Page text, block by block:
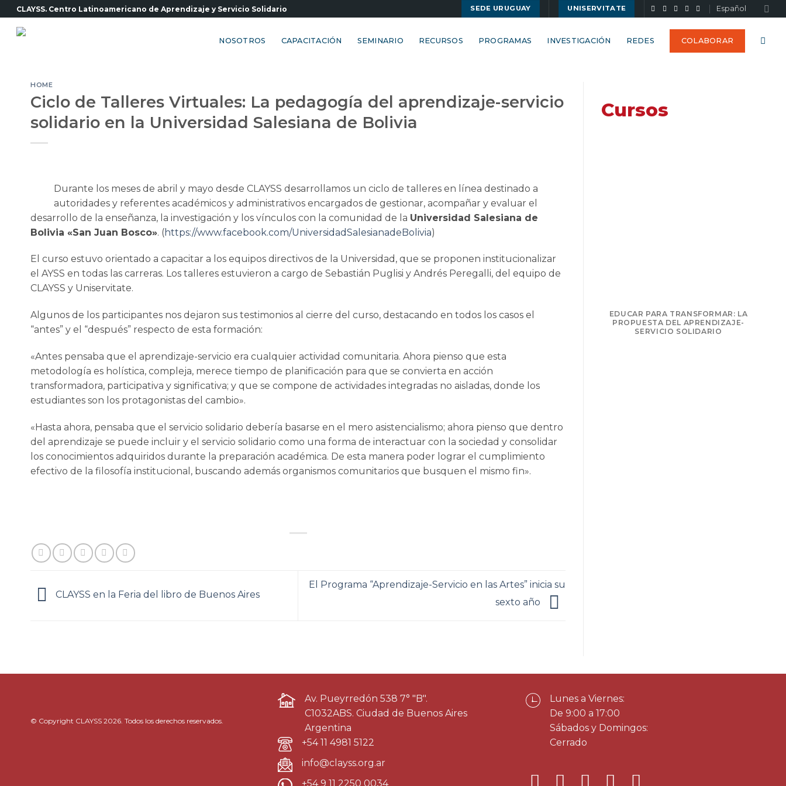
Saltar
al
contenido
CLAYSS. Centro Latinoamericano de Aprendizaje y Servicio Solidario SEDE URUGUAY UNISERVITATE Español
NOSOTROS CAPACITACIÓN SEMINARIO RECURSOS PROGRAMAS INVESTIGACIÓN REDES COLABORAR
HOME
Ciclo de Talleres Virtuales: La pedagogía del aprendizaje-servicio
solidario en la Universidad Salesiana de Bolivia
Durante los meses de abril y mayo desde CLAYSS desarrollamos un ciclo de talleres en línea destinado a
autoridades y referentes académicos y administrativos encargados de gestionar, acompañar y evaluar el
desarrollo de la enseñanza, la investigación y los vínculos con la comunidad de la Universidad Salesiana de
Bolivia «San Juan Bosco». (https://www.facebook.com/UniversidadSalesianadeBolivia)
El curso estuvo orientado a capacitar a los equipos directivos de la Universidad, que se proponen institucionalizar
el AYSS en todas las carreras. Los talleres estuvieron a cargo de Sebastián Puglisi y Andrés Peregalli, del equipo de
CLAYSS y Uniservitate.
Algunos de los participantes nos dejaron sus testimonios al cierre del curso, destacando en todos los casos el
“antes” y el “después” respecto de esta formación:
«Antes pensaba que el aprendizaje-servicio era cualquier actividad comunitaria. Ahora pienso que esta
metodología es holística, compleja, merece tiempo de planificación para que se convierta en acción
transformadora, participativa y significativa; y que se compone de actividades integradas no aisladas, donde los
estudiantes son los protagonistas del cambio».
«Hasta ahora, pensaba que el servicio solidario debería basarse en el mero asistencialismo; ahora pienso que dentro
del aprendizaje se puede incluir y el servicio solidario como una forma de interactuar con la sociedad y consolidar
los conocimientos adquiridos durante la preparación académica. De esta manera poder lograr el cumplimiento
efectivo de la filosofía institucional, buscando además organismos comunitarios que busquen el mismo fin».
CLAYSS en la Feria del libro de Buenos Aires
El Programa “Aprendizaje-Servicio en las Artes” inicia su
sexto año
Cursos
EDUCAR PARA TRANSFORMAR: LA
PROPUESTA DEL APRENDIZAJE-
SERVICIO SOLIDARIO
© Copyright CLAYSS 2026. Todos los derechos reservados.
Av. Pueyrredón 538 7° "B".
C1032ABS. Ciudad de Buenos Aires
Argentina
+54 11 4981 5122
info@clayss.org.ar
+54 9 11 2250 0034
Lunes a Viernes:
De 9:00 a 17:00
Sábados y Domingos:
Cerrado